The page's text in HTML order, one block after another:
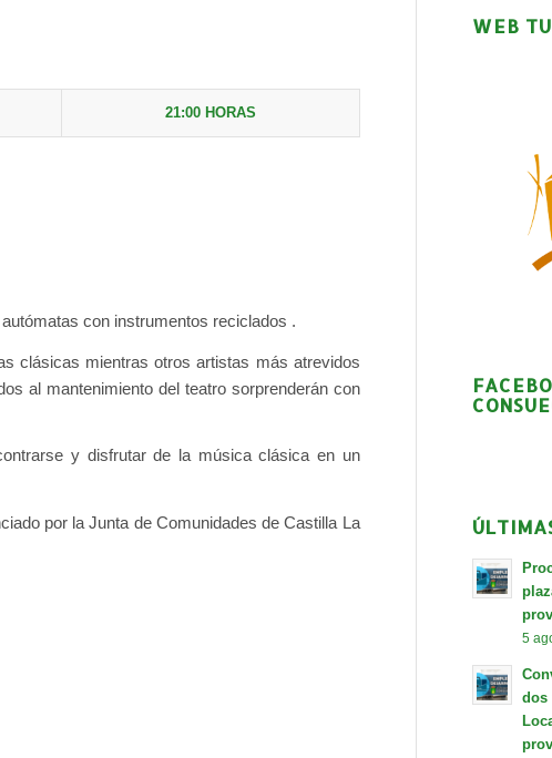
21:00 HORAS
con instrumentos reciclados .
clásicas mientras otros artistas más atrevidos
al mantenimiento del teatro sorprenderán con
y disfrutar de la música clásica en un
por la Junta de Comunidades de Castilla La
WEB
5
dos